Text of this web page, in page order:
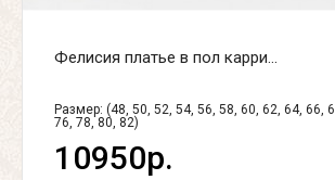
Фелисия платье в пол карри...
Размер: (48, 50, 52, 54, 56, 58, 60, 62, 64, 66,
76, 78, 80, 82)
10950р.